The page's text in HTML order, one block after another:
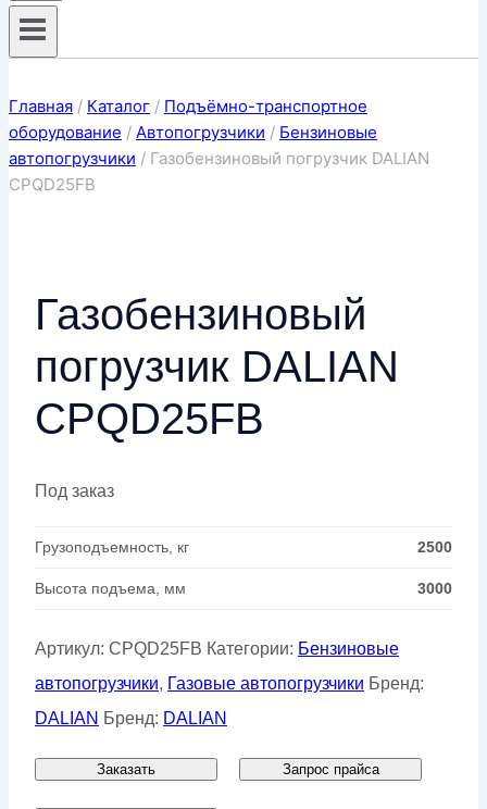
Главная / Каталог / Подъёмно-транспортное
оборудование / Автопогрузчики / Бензиновые
автопогрузчики / Газобензиновый погрузчик DALIAN
CPQD25FB
Газобензиновый
погрузчик DALIAN
CPQD25FB
Под заказ
Грузоподъемность, кг 2500
Высота подъема, мм 3000
Артикул: CPQD25FB Категории: Бензиновые
автопогрузчики, Газовые автопогрузчики Бренд:
DALIAN Бренд: DALIAN
Заказать Запрос прайса